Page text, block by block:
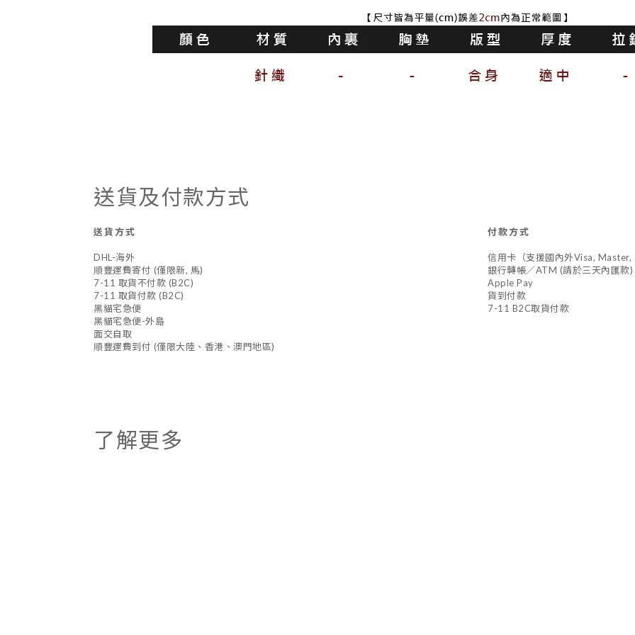
送貨及付款方式
送貨方式
DHL-海外
順豐運費寄付 (僅限新, 馬)
7-11 取貨不付款 (B2C)
7-11 取貨付款 (B2C)
黑貓宅急便
黑貓宅急便-外島
面交自取
順豐運費到付 (僅限大陸、香港、澳門地區)
付款方式
信用卡（支援國內外Visa, Master,
銀行轉帳／ATM (請於三天內匯款)
Apple Pay
貨到付款
7-11 B2C取貨付款
了解更多